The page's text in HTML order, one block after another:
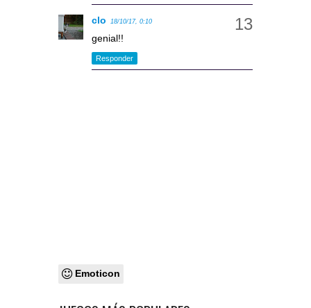
clo 18/10/17, 0:10
genial!!
Responder
Emoticon